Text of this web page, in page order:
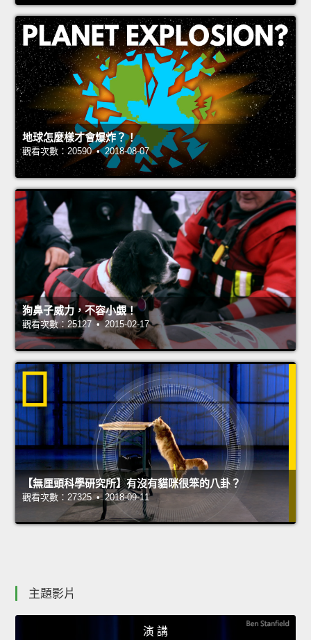
地球怎麼樣才會爆炸？！
觀看次數：20590 • 2018-08-07
狗鼻子威力，不容小覷！
觀看次數：25127 • 2015-02-17
【無厘頭科學研究所】有沒有貓咪很笨的八卦？
觀看次數：27325 • 2018-09-11
主題影片
演 講